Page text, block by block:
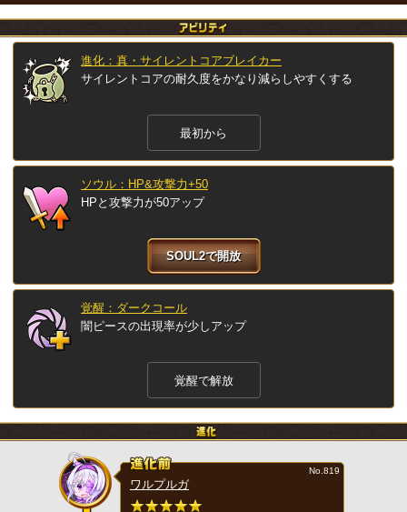
進化：真・サイレントコアブレイカー
サイレントコアの耐久度をかなり減らしやすくする
最初から
ソウル：HP&攻撃力+50
HPと攻撃力が50アップ
SOUL2で開放
覚醒：ダークコール
闇ピースの出現率が少しアップ
覚醒で解放
ワルプルガ
No.819